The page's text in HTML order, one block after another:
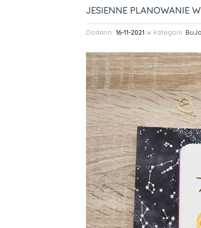
JESIENNE PLANOWANIE
Dodano: 16-11-2021 w kategorii: